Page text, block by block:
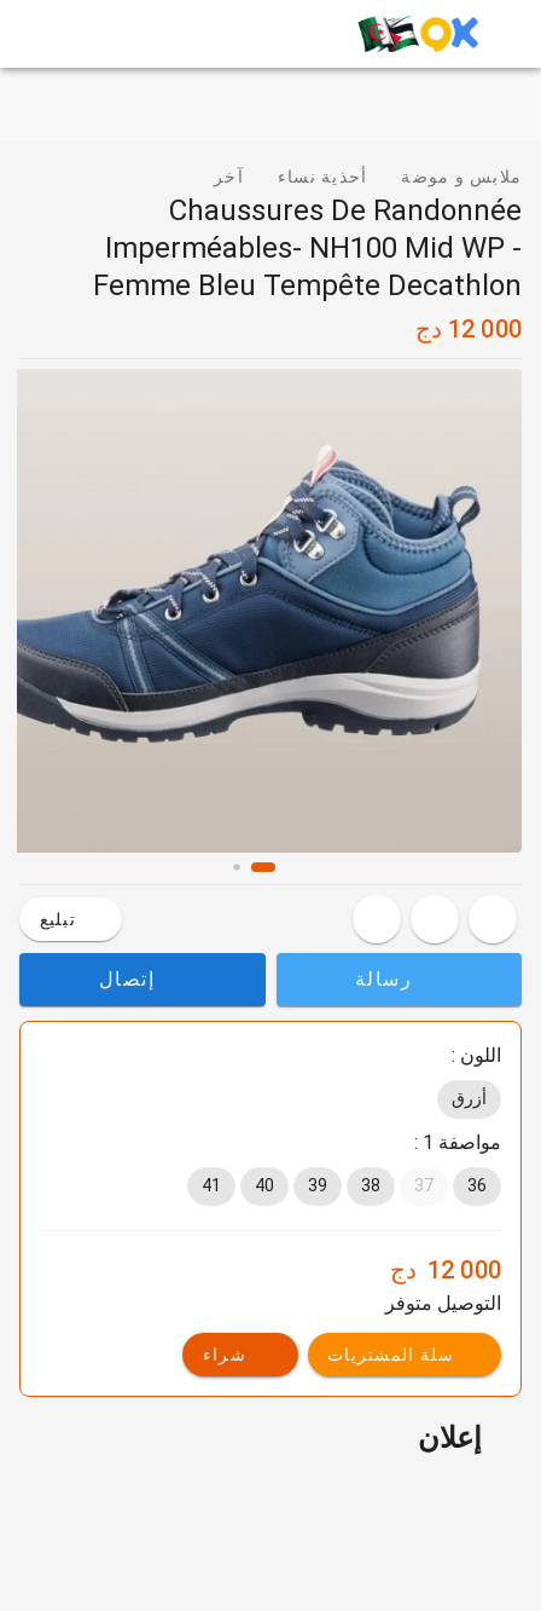
ملابس و موضة أحذية نساء آخر
Chaussures De Randonnée
Imperméables- NH100 Mid WP -
Femme Bleu Tempête Decathlon
12 000 دج
تبليع
رسالة إتصال
اللون :
أزرق
مواصفة 1 :
36
37
38
39
40
41
12 000 دج
التوصيل متوفر
سلة المشتريات شراء
إعلان